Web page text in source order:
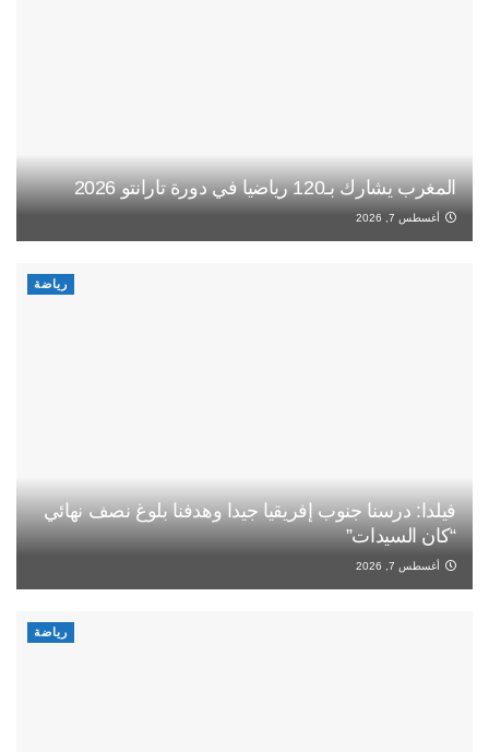
المغرب يشارك بـ120 رياضيا في دورة تارانتو 2026
أغسطس 7, 2026
رياضة
فيلدا: درسنا جنوب إفريقيا جيدا وهدفنا بلوغ نصف نهائي
“كان السيدات”
أغسطس 7, 2026
رياضة